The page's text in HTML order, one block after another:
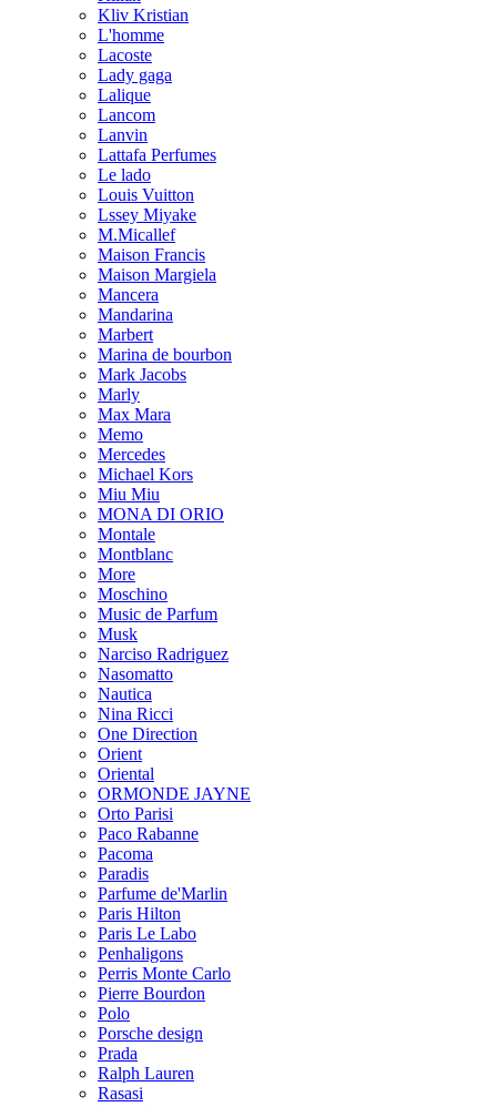
Kliv Kristian
L'homme
Lacoste
Lady gaga
Lalique
Lancom
Lanvin
Lattafa Perfumes
Le lado
Louis Vuitton
Lssey Miyake
M.Micallef
Maison Francis
Maison Margiela
Mancera
Mandarina
Marbert
Marina de bourbon
Mark Jacobs
Marly
Max Mara
Memo
Mercedes
Michael Kors
Miu Miu
MONA DI ORIO
Montale
Montblanc
More
Moschino
Music de Parfum
Musk
Narciso Radriguez
Nasomatto
Nautica
Nina Ricci
One Direction
Orient
Oriental
ORMONDE JAYNE
Orto Parisi
Paco Rabanne
Pacoma
Paradis
Parfume de'Marlin
Paris Hilton
Paris Le Labo
Penhaligons
Perris Monte Carlo
Pierre Bourdon
Polo
Porsche design
Prada
Ralph Lauren
Rasasi